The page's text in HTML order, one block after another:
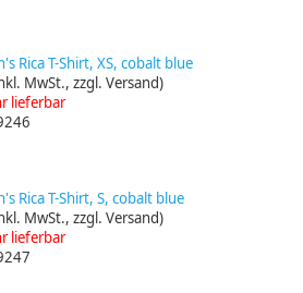
Rica T-Shirt, XS, cobalt blue
MwSt., zzgl. Versand)
lieferbar
Rica T-Shirt, S, cobalt blue
MwSt., zzgl. Versand)
lieferbar